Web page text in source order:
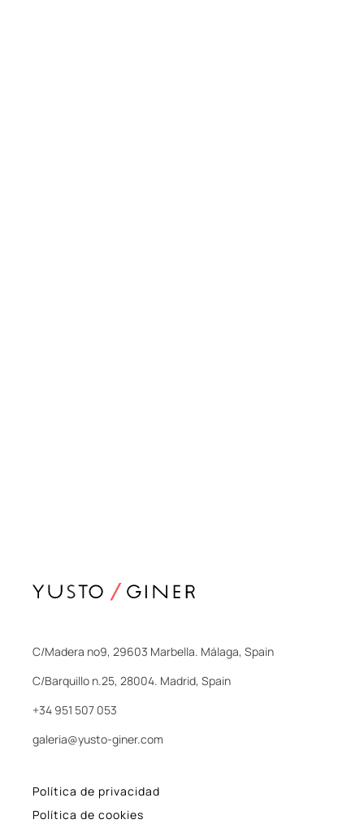
C/Madera nº9, 29603 Marbella. Málaga, Spain
C/Barquillo n.25, 28004. Madrid, Spain
+34 951 507 053
galeria@yusto-giner.com
Política de privacidad
Política de cookies